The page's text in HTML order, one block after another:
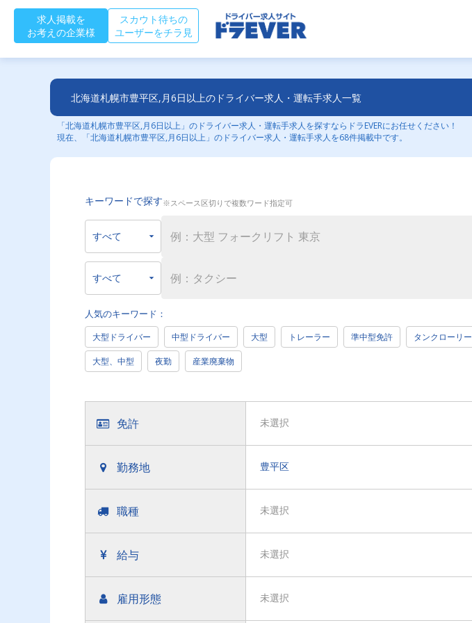
求人掲載を
お考えの企業様
スカウト待ちの
ユーザーをチラ見
北海道札幌市豊平区,月6日以上のドライバー求人・運転手求人一覧
「北海道札幌市豊平区,月6日以上」のドライバー求人・運転手求人を探すならドラEVERにお任せください！
現在、「北海道札幌市豊平区,月6日以上」のドライバー求人・運転手求人を68件掲載中です。
キーワードで探す※スペース区切りで複数ワード指定可
人気のキーワード：
大型ドライバー 中型ドライバー 大型 トレーラー 準中型免許 タンクローリー
大型、中型 夜勤 産業廃棄物
免許 未選択
勤務地 豊平区
職種 未選択
給与 未選択
雇用形態 未選択